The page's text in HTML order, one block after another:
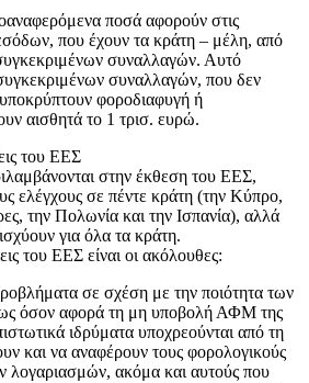
ποσά αφορούν στις
που έχουν τα κράτη – μέλη, από
συναλλαγών. Αυτό
συναλλαγών, που δεν
φοροδιαφυγή ή
αισθητά το 1 τρισ. ευρώ.
του ΕΕΣ
στην έκθεση του ΕΕΣ,
ελέγχους σε πέντε κράτη (την Κύπρο,
την Πολωνία και την Ισπανία), αλλά
για όλα τα κράτη.
του ΕΕΣ είναι οι ακόλουθες:
σε σχέση με την ποιότητα των
όσον αφορά τη μη υποβολή ΑΦΜ της
ιδρύματα υποχρεούνται από τη
και να αναφέρουν τους φορολογικούς
λογαριασμών, ακόμα και αυτούς που